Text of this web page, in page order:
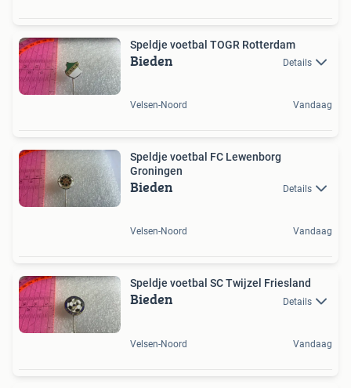
Speldje voetbal TOGR Rotterdam
Bieden Details
Velsen-Noord Vandaag
Speldje voetbal FC Lewenborg
Groningen
Bieden Details
Velsen-Noord Vandaag
Speldje voetbal SC Twijzel Friesland
Bieden Details
Velsen-Noord Vandaag